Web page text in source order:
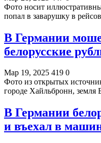
Фото носит
попал в заварушку в
В Германии
белорусские
Мар 19, 2025 419 0
Фото из открытых
городе Хайльбронн,
В Германии
и въехал в